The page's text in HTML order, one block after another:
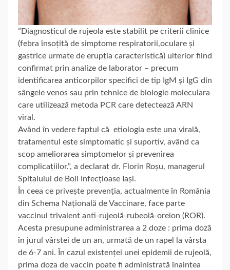
”Diagnosticul de rujeola este stabilit pe criterii clinice
(febra însoțită de simptome respiratorii,oculare și
gastrice urmate de erupția caracteristică) ulterior fiind
confirmat prin analize de laborator – precum
identificarea anticorpilor specifici de tip IgM și IgG din
sângele venos sau prin tehnice de biologie moleculara
care utilizează metoda PCR care detectează ARN
viral.
Având în vedere faptul că etiologia este una virală,
tratamentul este simptomatic și suportiv, având ca
scop ameliorarea simptomelor și prevenirea
complicațiilor.”, a declarat dr. Florin Roșu, managerul
Spitalului de Boli Infecțioase Iași.
În ceea ce privește prevenția, actualmente în România
din Schema Națională de Vaccinare, face parte
vaccinul trivalent anti-rujeolă-rubeolă-oreion (ROR).
Acesta presupune administrarea a 2 doze : prima doză
în jurul vârstei de un an, urmată de un rapel la vârsta
de 6-7 ani. În cazul existenței unei epidemii de rujeolă,
prima doza de vaccin poate fi administrată înaintea